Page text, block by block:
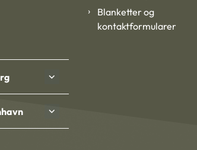
Blanketter og
kontaktformularer